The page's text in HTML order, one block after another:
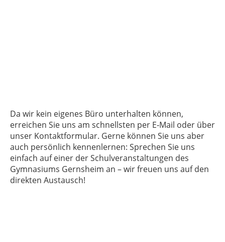
Da wir kein eigenes Büro unterhalten können,
erreichen Sie uns am schnellsten per E‑Mail oder über
unser Kontaktformular. Gerne können Sie uns aber
auch persönlich kennenlernen: Sprechen Sie uns
einfach auf einer der Schulveranstaltungen des
Gymnasiums Gernsheim an – wir freuen uns auf den
direkten Austausch!